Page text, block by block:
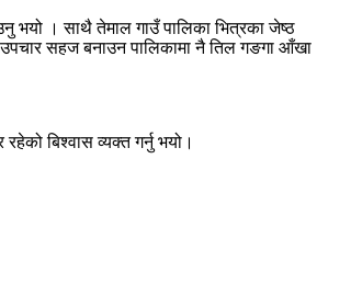
भयो । साथै तेमाल गाउँ पालिका भित्रका जेष्ठ
उपचार सहज बनाउन पालिकामा नै तिल गङगा आँखा
बिश्वास व्यक्त गर्नु भयो।